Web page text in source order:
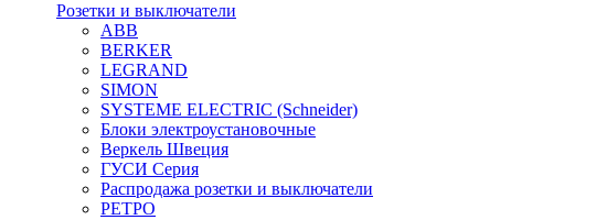
Розетки и выключатели
ABB
BERKER
LEGRAND
SIMON
SYSTEME ELECTRIC (Schneider)
Блоки электроустановочные
Веркель Швеция
ГУСИ Серия
Распродажа розетки и выключатели
РЕТРО